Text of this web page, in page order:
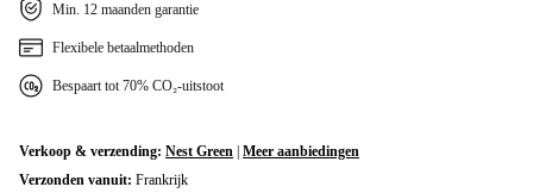
Min. 12 maanden garantie
Flexibele betaalmethoden
Bespaart tot 70% CO₂-uitstoot
Verkoop & verzending: Nest Green Meer aanbiedingen
Verzonden vanuit: Frankrijk